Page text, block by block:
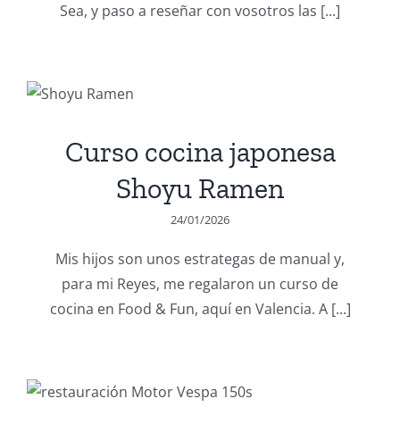
Sea, y paso a reseñar con vosotros las [...]
Curso cocina japonesa
Shoyu Ramen
24/01/2026
Mis hijos son unos estrategas de manual y,
para mi Reyes, me regalaron un curso de
cocina en Food & Fun, aquí en Valencia. A [...]